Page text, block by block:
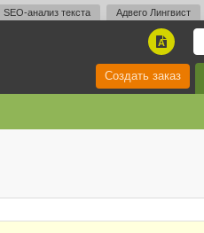
SEO-анализ текста Адвего Лингвист
A
Создать заказ